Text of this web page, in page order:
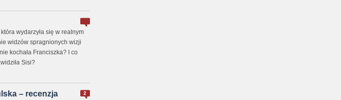
wydarzyła się w realnym
widzów spragnionych wizji
kochała Franciszka? I co
Sisi?
2
– recenzja